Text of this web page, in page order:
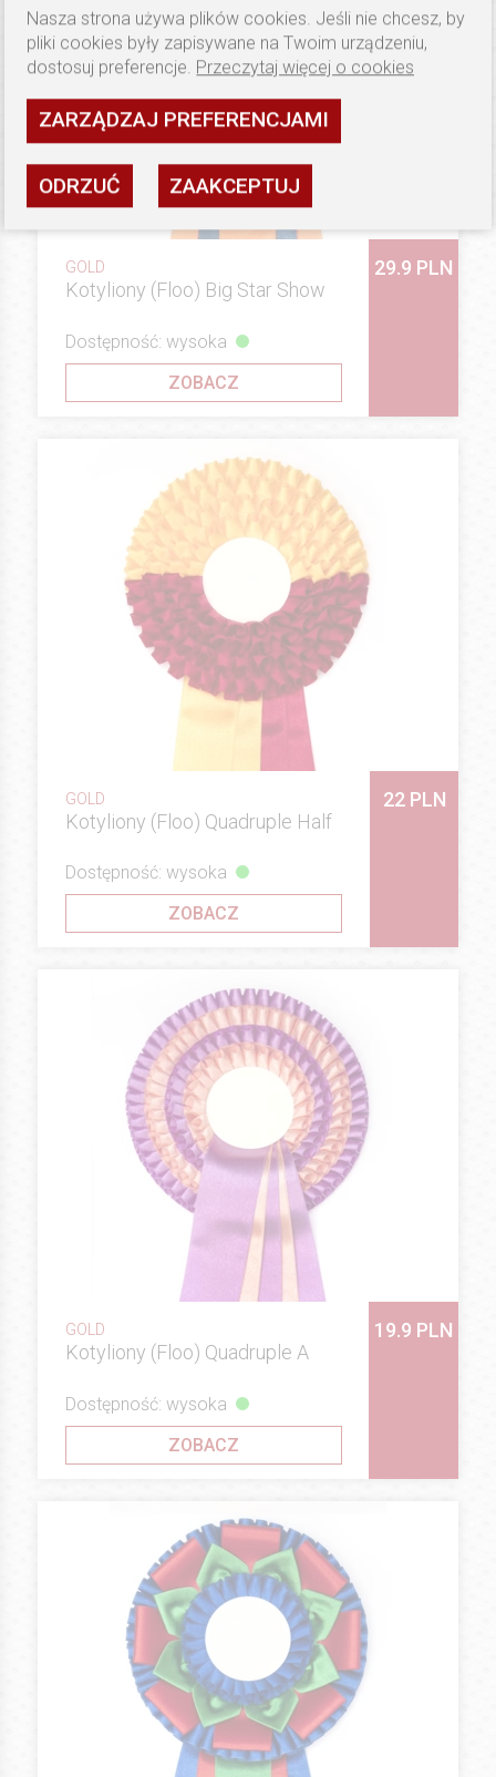
GOLD
Kotyliony (Floo) Big Star Show
29.9 PLN
Dostępność: wysoka
ZOBACZ
GOLD
Kotyliony (Floo) Quadruple Half
22 PLN
Dostępność: wysoka
ZOBACZ
GOLD
Kotyliony (Floo) Quadruple A
19.9 PLN
Dostępność: wysoka
ZOBACZ
Nasza strona używa plików cookies. Jeśli nie chcesz, by
pliki cookies były zapisywane na Twoim urządzeniu,
dostosuj preferencje. Przeczytaj więcej o cookies
ZARZĄDZAJ PREFERENCJAMI
ODRZUĆ ZAAKCEPTUJ